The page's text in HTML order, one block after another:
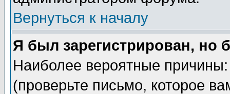
Вернуться к началу
Я был зарегистрирован, но
Наиболее вероятные
(проверьте письмо, которое